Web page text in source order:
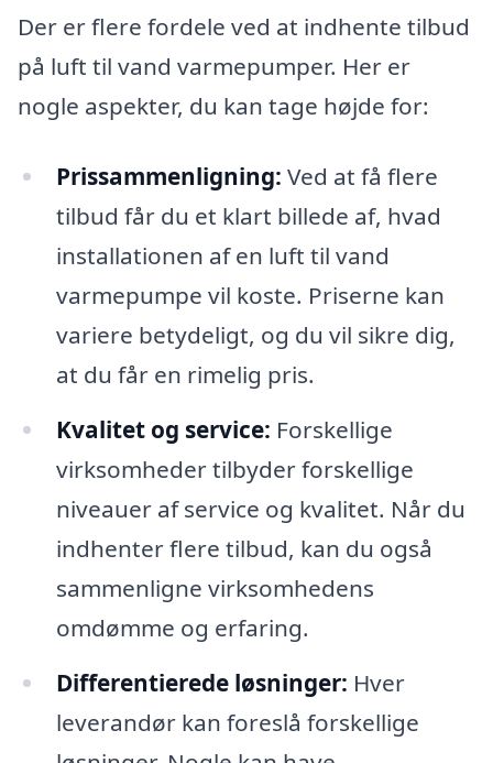
Der er flere fordele ved at indhente tilbud
på luft til vand varmepumper. Her er
nogle aspekter, du kan tage højde for:
Prissammenligning: Ved at få flere
tilbud får du et klart billede af, hvad
installationen af en luft til vand
varmepumpe vil koste. Priserne kan
variere betydeligt, og du vil sikre dig,
at du får en rimelig pris.
Kvalitet og service: Forskellige
virksomheder tilbyder forskellige
niveauer af service og kvalitet. Når du
indhenter flere tilbud, kan du også
sammenligne virksomhedens
omdømme og erfaring.
Differentierede løsninger: Hver
leverandør kan foreslå forskellige